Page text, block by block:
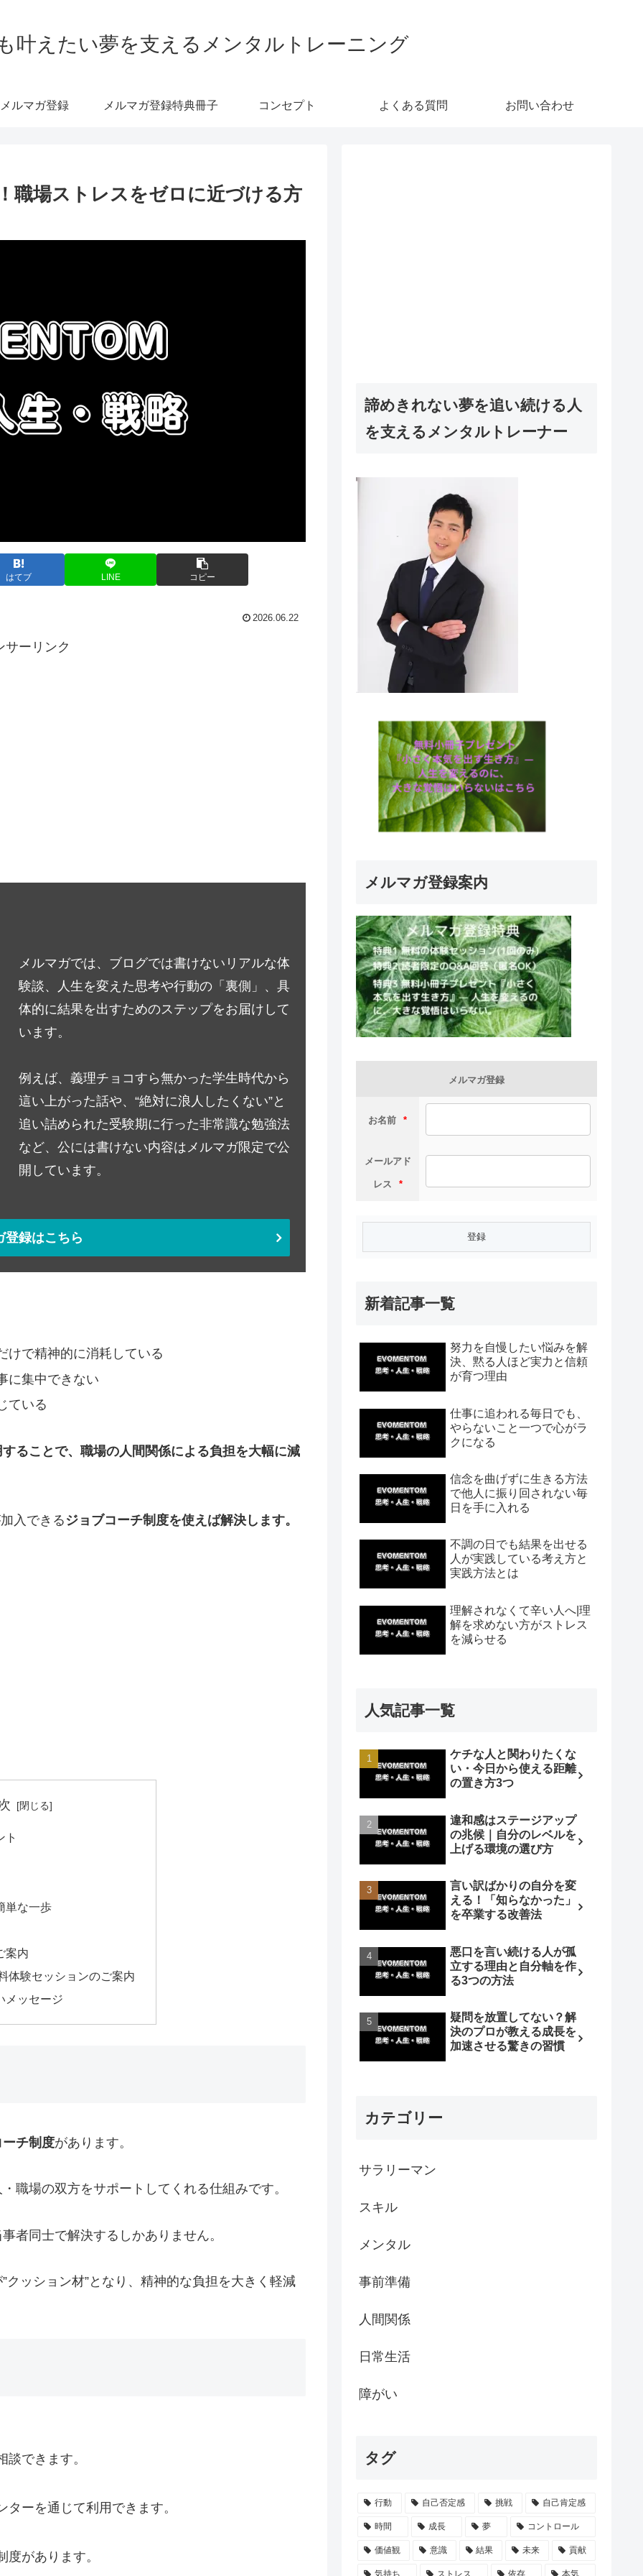
叶えたい夢を支えるメンタルトレーニング
メルマガ登録 メルマガ登録特典冊子 コンセプト よくある質問 お問い合わせ
職場ストレスをゼロに近づける方
はてブ LINE コピー
2026.06.22
サーリンク
メルマガでは、ブログでは書けないリアルな体
験談、人生を変えた思考や行動の「裏側」、具
体的に結果を出すためのステップをお届けして
います。
例えば、義理チョコすら無かった学生時代から
這い上がった話や、“絶対に浪人したくない”と
追い詰められた受験期に行った非常識な勉強法
など、公には書けない内容はメルマガ限定で公
開しています。
登録はこちら
けで精神的に消耗している
に集中できない
ている
ることで、職場の人間関係による負担を大幅に減
入できるジョブコーチ制度を使えば解決します。
ト
単な一歩
案内
体験セッションのご案内
メッセージ
チ制度があります。
職場の双方をサポートしてくれる仕組みです。
者同士で解決するしかありません。
ッション材”となり、精神的な負担を大きく軽減
できます。
ーを通じて利用できます。
があります。
諦めきれない夢を追い続ける人
を支えるメンタルトレーナー
メルマガ登録案内
メルマガ登録
お名前 *
メールアド
レス *
新着記事一覧
努力を自慢したい悩みを解
決、黙る人ほど実力と信頼
が育つ理由
仕事に追われる毎日でも、
やらないこと一つで心がラ
クになる
信念を曲げずに生きる方法
で他人に振り回されない毎
日を手に入れる
不調の日でも結果を出せる
人が実践している考え方と
実践方法とは
理解されなくて辛い人へ|理
解を求めない方がストレス
を減らせる
人気記事一覧
ケチな人と関わりたくな
い・今日から使える距離
の置き方3つ
違和感はステージアップ
の兆候｜自分のレベルを
上げる環境の選び方
言い訳ばかりの自分を変
える！「知らなかった」
を卒業する改善法
悪口を言い続ける人が孤
立する理由と自分軸を作
る3つの方法
疑問を放置してない？解
決のプロが教える成長を
加速させる驚きの習慣
カテゴリー
サラリーマン
スキル
メンタル
事前準備
人間関係
日常生活
障がい
タグ
行動 自己否定感 挑戦 自己肯定感
時間 成長 夢 コントロール
価値観 意識 結果 未来 貢献